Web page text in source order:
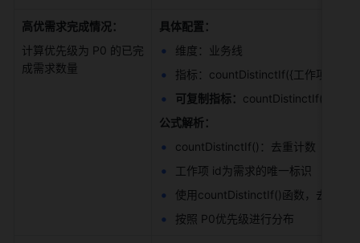
高优需求完成情况：
计算优先级为 P0 的已完
成需求数量
具体配置：
维度：业务线
指标：countDistinctIf({工作项
可复制指标： countDistinctIf(${工作
公式解析：
countDistinctIf()：去重计数（带条
工作项 id为需求的唯一标识
使用countDistinctIf()函数，去重计
按照 P0优先级进行分布